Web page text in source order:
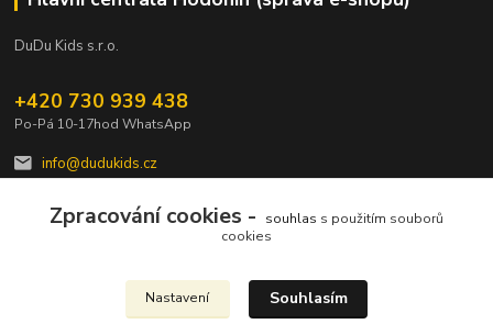
DuDu Kids s.r.o.
+420 730 939 438
Po-Pá 10-17hod WhatsApp
info@dudukids.cz
Upravit sběr cookies.
Zpracování cookies - souhlas s použitím souborů
cookies
Nastavení Souhlasím